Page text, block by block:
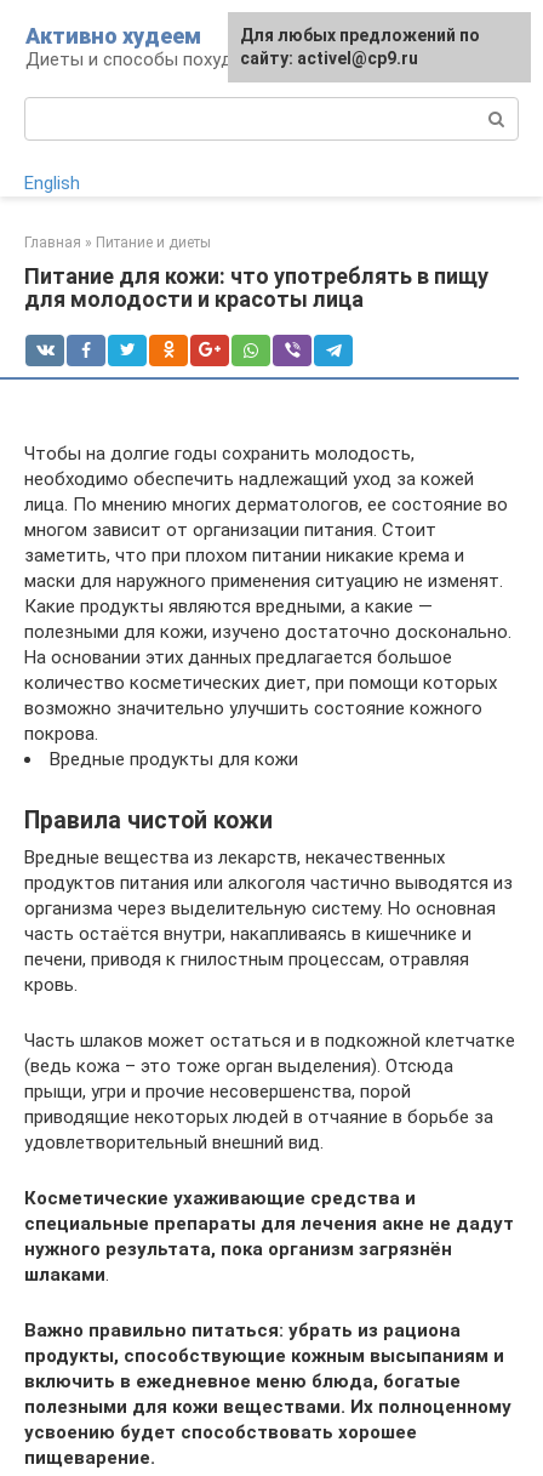
контенту
Активно худеем
Диеты и способы похудения
English
Главная » Питание и диеты
Питание для кожи: что употреблять в пищу
для молодости и красоты лица
Чтобы на долгие годы сохранить молодость,
необходимо обеспечить надлежащий уход за кожей
лица. По мнению многих дерматологов, ее состояние во
многом зависит от организации питания. Стоит
заметить, что при плохом питании никакие крема и
маски для наружного применения ситуацию не изменят.
Какие продукты являются вредными, а какие —
полезными для кожи, изучено достаточно досконально.
На основании этих данных предлагается большое
количество косметических диет, при помощи которых
возможно значительно улучшить состояние кожного
покрова.
Вредные продукты для кожи
Правила чистой кожи
Вредные вещества из лекарств, некачественных
продуктов питания или алкоголя частично выводятся из
организма через выделительную систему. Но основная
часть остаётся внутри, накапливаясь в кишечнике и
печени, приводя к гнилостным процессам, отравляя
кровь.
Часть шлаков может остаться и в подкожной клетчатке
(ведь кожа – это тоже орган выделения). Отсюда
прыщи, угри и прочие несовершенства, порой
приводящие некоторых людей в отчаяние в борьбе за
удовлетворительный внешний вид.
Косметические ухаживающие средства и
специальные препараты для лечения акне не дадут
нужного результата, пока организм загрязнён
шлаками.
Важно правильно питаться: убрать из рациона
продукты, способствующие кожным высыпаниям и
включить в ежедневное меню блюда, богатые
полезными для кожи веществами. Их полноценному
усвоению будет способствовать хорошее
пищеварение.
Для любых предложений по
сайту: activel@cp9.ru